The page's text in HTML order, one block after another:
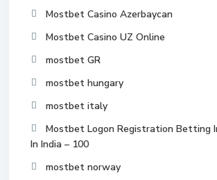
Mostbet Casino Azerbaycan
Mostbet Casino UZ Online
mostbet GR
mostbet hungary
mostbet italy
Mostbet Logon Registration Betting
In India – 100
mostbet norway